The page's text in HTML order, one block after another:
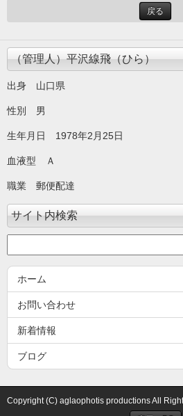
戻る
（管理人）平沢線飛（ひら）
出身 山口県
性別 男
生年月日 1978年2月25日
血液型 Ａ
職業 郵便配達
サイト内検索
ホーム
お問い合わせ
新着情報
ブログ
Copyright (C) aglaophotis productions All